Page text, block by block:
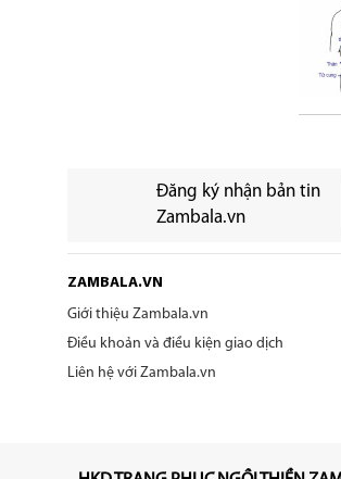
Đăng ký nhận bản tin
Zambala.vn
ZAMBALA.VN
Giới thiệu Zambala.vn
Điều khoản và điều kiện giao dịch
Liên hệ với Zambala.vn